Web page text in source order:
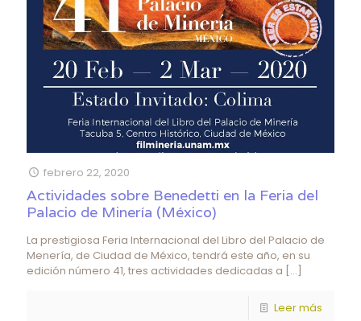
febrero 22, 2020
Actividades sobre Benedetti en la Feria del
Palacio de Minería (México)
La prestigiosa Feria Internacional del Libro del Palacio de
Menería, de Ciudad de México, tendrá este año, en su
edición número 41, tres actividades dedicadas a […]
Leer más